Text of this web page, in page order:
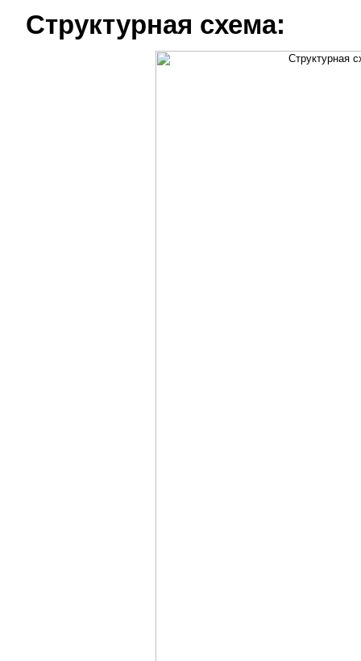
Структурная схема: